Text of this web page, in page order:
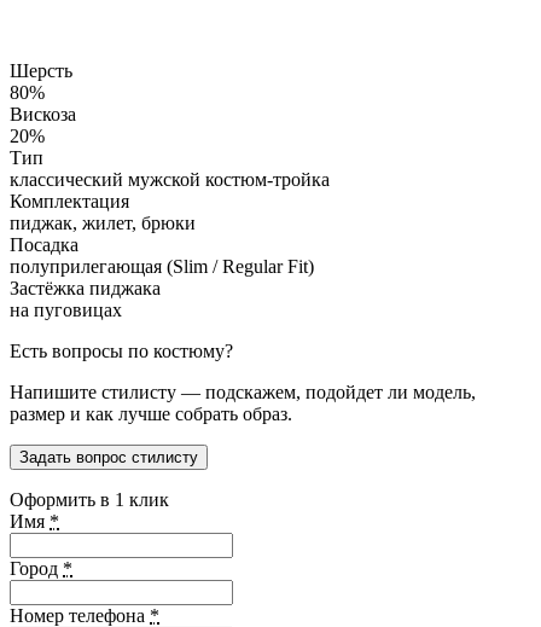
Шерсть
80%
Вискоза
20%
Тип
классический мужской костюм-тройка
Комплектация
пиджак, жилет, брюки
Посадка
полуприлегающая (Slim / Regular Fit)
Застёжка пиджака
на пуговицах
Есть вопросы по костюму?
Напишите стилисту — подскажем, подойдет ли модель,
размер и как лучше собрать образ.
Задать вопрос стилисту
Оформить в 1 клик
Имя *
Город *
Номер телефона *